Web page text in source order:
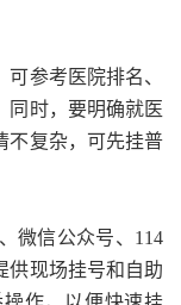
参考医院排名、
同时，要明确就医
不复杂，可先挂普
微信公众号、114
供现场挂号和自助